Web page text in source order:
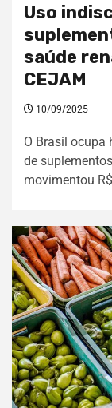
Uso
saúde
CEJAM
10/09/2025
O Brasil ocupa
de
movimentou